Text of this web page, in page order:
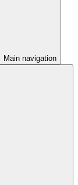
Main navigation